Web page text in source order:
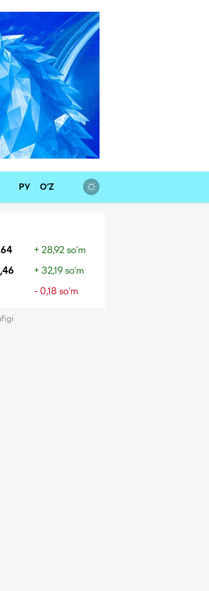
РУ O‘Z
+ 28,92 so‘m
+ 32,19 so‘m
- 0,18 so‘m